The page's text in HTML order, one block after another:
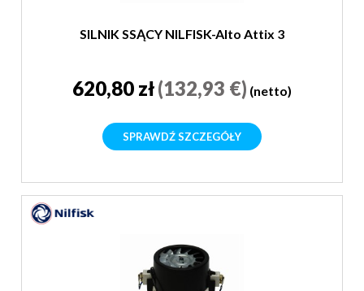
SILNIK SSĄCY NILFISK-Alto Attix 3
620,80 zł(132,93 €) (netto)
SPRAWDŹ SZCZEGÓŁY